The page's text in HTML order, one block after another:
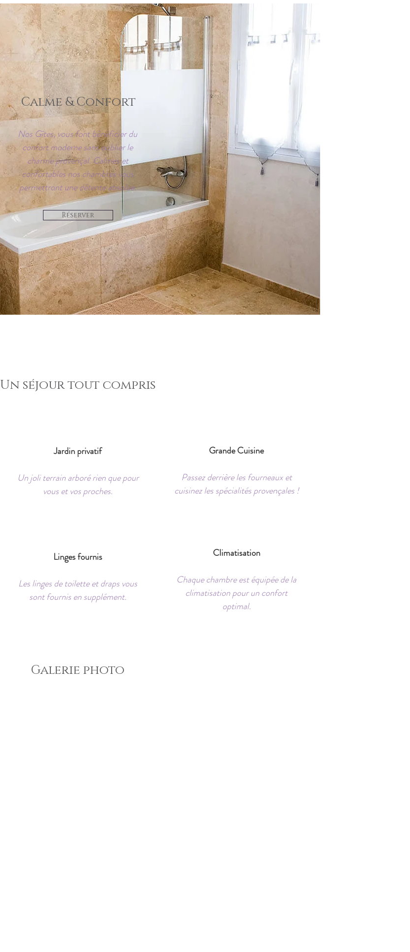
Calme & Confort
Nos Gîtes, vous font bénéficier du
confort moderne sans oublier le
charme provençal. Calmes et
confortables nos chambres vous
permettront une détente absolue.
Réserver
Un séjour tout compris
Jardin privatif
Un joli terrain arboré rien que pour
vous et vos proches.
Linges fournis
Les linges de toilette et draps vous
sont fournis en supplément.
Grande Cuisine
Passez derrière les fourneaux et
cuisinez les spécialités provençales !
Climatisation
Chaque chambre est équipée de la
climatisation pour un confort
optimal.
Galerie photo